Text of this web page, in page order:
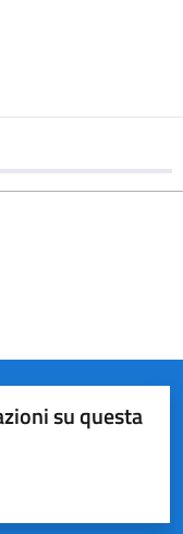
su questa